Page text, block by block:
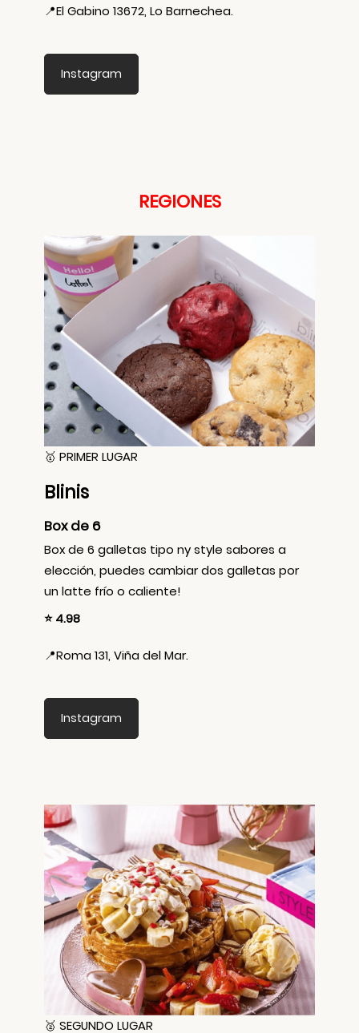
📍El Gabino 13672, Lo Barnechea.
Instagram
REGIONES
🥇 PRIMER LUGAR
Blinis
Box de 6
Box de 6 galletas tipo ny style sabores a
elección, puedes cambiar dos galletas por
un latte frío o caliente!
⭐ 4.98
📍Roma 131, Viña del Mar.
Instagram
🥈 SEGUNDO LUGAR